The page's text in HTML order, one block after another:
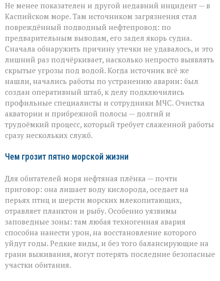
Не менее показателен и другой недавний инцидент — в
Каспийском море. Там источником загрязнения стал
повреждённый подводный нефтепровод: по
предварительным выводам, его задел якорь судна.
Сначала обнаружить причину утечки не удавалось, и это
лишний раз подчёркивает, насколько непросто выявлять
скрытые угрозы под водой. Когда источник всё же
нашли, начались работы по устранению аварии: был
создан оперативный штаб, к делу подключились
профильные специалисты и сотрудники МЧС. Очистка
акватории и прибрежной полосы — долгий и
трудоёмкий процесс, который требует слаженной работы
сразу нескольких служб.
Чем грозит пятно морской жизни
Для обитателей моря нефтяная плёнка — почти
приговор: она лишает воду кислорода, оседает на
перьях птиц и шерсти морских млекопитающих,
отравляет планктон и рыбу. Особенно уязвимы
заповедные зоны: там любая техногенная авария
способна нанести урон, на восстановление которого
уйдут годы. Редкие виды, и без того балансирующие на
грани выживания, могут потерять последние безопасные
участки обитания.